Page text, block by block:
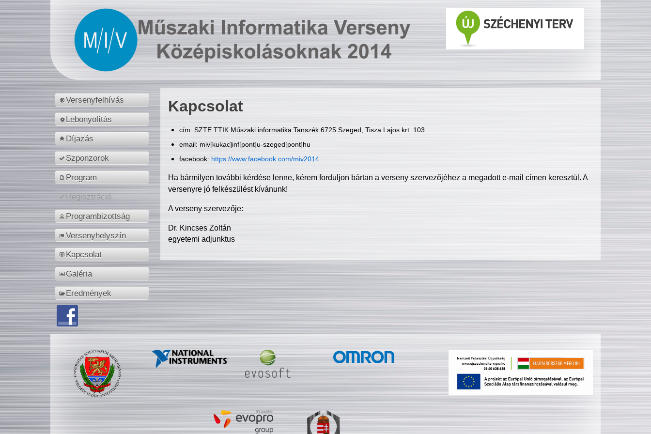
Versenyfelhívás
Lebonyolítás
Díjazás
Szponzorok
Program
Regisztráció
Programbizottság
Versenyhelyszín
Kapcsolat
Galéria
Eredmények
Kapcsolat
cím: SZTE TTIK Műszaki informatika Tanszék 6725 Szeged, Tisza Lajos krt. 103.
email: miv[kukac]inf[pont]u-szeged[pont]hu
facebook: https://www.facebook.com/miv2014
Ha bármilyen további kérdése lenne, kérem forduljon bártan a verseny szervezőjéhez a megadott e-mail címen keresztül. A
versenyre jó felkészülést kívánunk!
A verseny szervezője:
Dr. Kincses Zoltán
egyetemi adjunktus